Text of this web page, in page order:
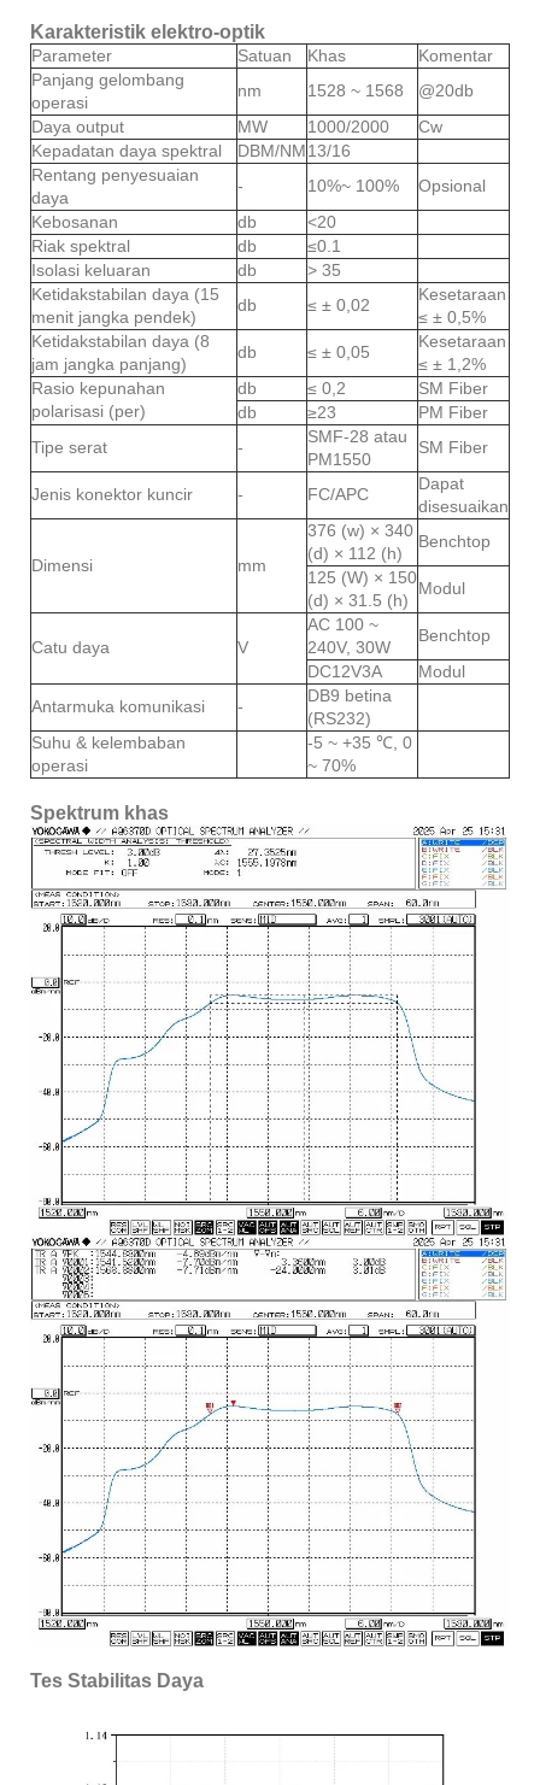
Karakteristik elektro-optik
Parameter Satuan Khas
Komentar
Panjang gelombang
operasi
nm 1528 ~ 1568
@20db
Daya output
MW 1000/2000
Cw
Kepadatan daya spektral
DBM/NM13/16
Rentang penyesuaian
daya
- 10%~ 100%
Opsional
Kebosanan
db
<20
Riak spektral
db
≤0.1
Isolasi keluaran
db
> 35
Ketidakstabilan daya (15
menit jangka pendek)
db ≤ ± 0,02
Kesetaraan
≤ ± 0,5%
Ketidakstabilan daya (8
jam jangka panjang)
db ≤ ± 0,05
Kesetaraan
≤ ± 1,2%
Rasio kepunahan
polarisasi (per)
db ≤ 0,2
SM Fiber
db
≥23
PM Fiber
Tipe serat
-
SMF-28 atau
PM1550
SM Fiber
Jenis konektor kuncir - FC/APC
Dapat
disesuaikan
Dimensi mm
376 (w) × 340
(d) × 112 (h)
Benchtop
125 (W) × 150
(d) × 31.5 (h)
Modul
Catu daya V
AC 100 ~
240V, 30W
Benchtop
DC12V3A
Modul
Antarmuka komunikasi
-
DB9 betina
(RS232)
Suhu & kelembaban
operasi
-5 ~ +35 ℃, 0
~ 70%
Spektrum khas
Tes Stabilitas Daya